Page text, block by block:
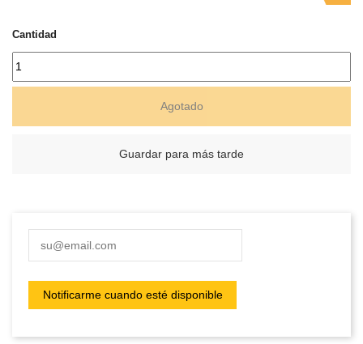
Cantidad
Agotado
Guardar para más tarde